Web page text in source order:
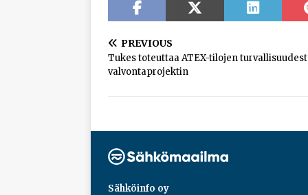
PREVIOUS
Tukes toteuttaa ATEX-tilojen
valvontaprojektin
Sähköinfo oy